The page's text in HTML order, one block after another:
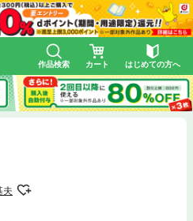
作品検索 カート はじめての方へ
夫